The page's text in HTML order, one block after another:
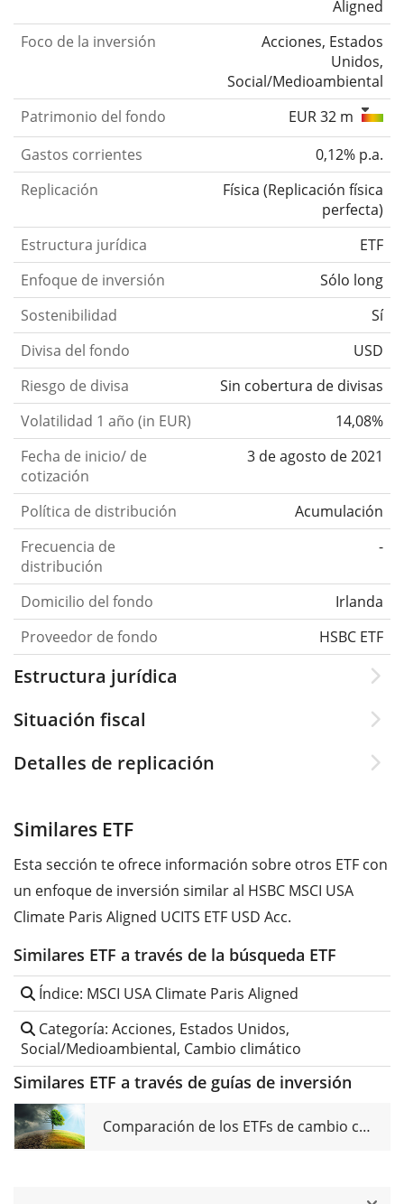
Aligned
Foco de la inversión
Acciones, Estados
Unidos,
Social/Medioambiental
Patrimonio del fondo
EUR 32 m
Gastos corrientes
0,12% p.a.
Replicación
Física (Replicación física
perfecta)
Estructura jurídica
ETF
Enfoque de inversión
Sólo long
Sostenibilidad
Sí
Divisa del fondo
USD
Riesgo de divisa
Sin cobertura de divisas
Volatilidad 1 año (in EUR)
14,08%
Fecha de inicio/ de
cotización
3 de agosto de 2021
Política de distribución
Acumulación
Frecuencia de
distribución
-
Domicilio del fondo
Irlanda
Proveedor de fondo
HSBC ETF
Estructura jurídica
Situación fiscal
Detalles de replicación
Similares ETF
Esta sección te ofrece información sobre otros ETF con
un enfoque de inversión similar al HSBC MSCI USA
Climate Paris Aligned UCITS ETF USD Acc.
Similares ETF a través de la búsqueda ETF
Índice: MSCI USA Climate Paris Aligned
Categoría: Acciones, Estados Unidos,
Social/Medioambiental, Cambio climático
Similares ETF a través de guías de inversión
Comparación de los ETFs de cambio climático